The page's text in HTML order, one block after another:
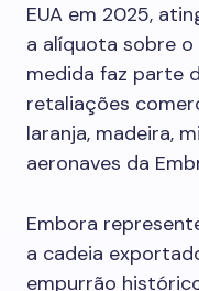
EUA em 2025,
a alíquota sobre
medida faz parte
retaliações
laranja, madeira,
aeronaves da
Embora
a cadeia
empurrão